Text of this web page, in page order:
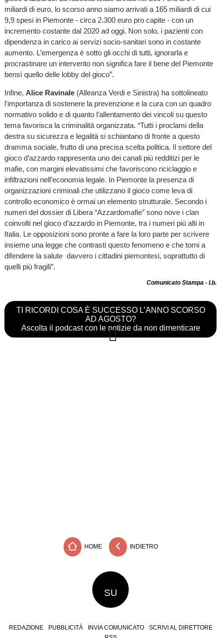
miliardi di euro, lo scorso anno siamo arrivati a 165 miliardi di cui
9,9 spesi in Piemonte - circa 2.300 euro pro capite - con un
incremento costante dal 2020 ad oggi. Non solo, i pazienti con
dipendenza in carico ai servizi socio-sanitari sono in costante
aumento. L’emergenza è sotto gli occhi di tutti, ignorarla e
procrastinare un intervento non significa fare il bene del Piemonte
bensì quello delle lobby del gioco”.
Infine, Alice Ravinale(Alleanza Verdi e Sinistra) ha sottolineato
l'importanza di sostenere la prevenzione e la cura con un quadro
normativo solido e di quanto l’allentamento dei vincoli su questo
tema favorisca la criminalità organizzata. “Tutti i proclami della
destra su sicurezza e legalità si schiantano di fronte a questo
dramma sociale, frutto di una precisa scelta politica. Il settore del
gioco d’azzardo rappresenta uno dei canali più redditizi per le
mafie, con margini elevatissimi che favoriscono riciclaggio e
infiltrazioni nell’economia legale. In Piemonte la presenza di
organizzazioni criminali che utilizzano il gioco come leva di
controllo economico è ormai un elemento strutturale. Secondo i
numeri del dossier di Libera “Azzardomafie” sono nove i clan
coinvolti nel gioco d’azzardo in Piemonte, tra i numeri più alti in
Italia. Le opposizioni sono pronte a fare la loro parte per scrivere
insieme una legge che contrasti questo fenomeno e che torni a
difendere la salute davvero i cittadini piemontesi, soprattutto di
quelli più fragili”.
Comunicato Stampa - l.b.
TI RICORDI COSA È SUCCESSO L’ANNO SCORSO
AD AGOSTO?
Ascolta il podcast con le notizie da non dimenticare
HOME INDIETRO
SU
REDAZIONE PUBBLICITÀ INVIA COMUNICATO
SCRIVI AL DIRETTORE